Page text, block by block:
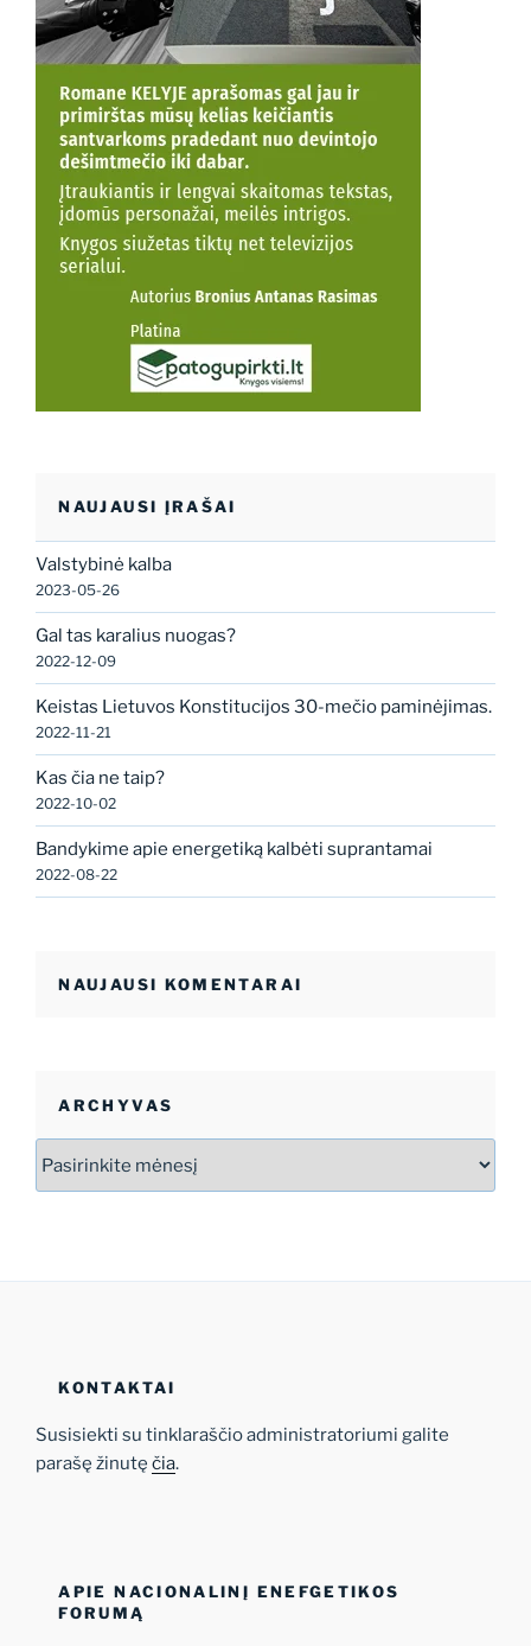
NAUJAUSI ĮRAŠAI
Valstybinė kalba
2023-05-26
Gal tas karalius nuogas?
2022-12-09
Keistas Lietuvos Konstitucijos 30-mečio paminėjimas.
2022-11-21
Kas čia ne taip?
2022-10-02
Bandykime apie energetiką kalbėti suprantamai
2022-08-22
NAUJAUSI KOMENTARAI
ARCHYVAS
KONTAKTAI
Susisiekti su tinklaraščio administratoriumi galite
parašę žinutę čia.
APIE NACIONALINĮ ENEFGETIKOS
FORUMĄ